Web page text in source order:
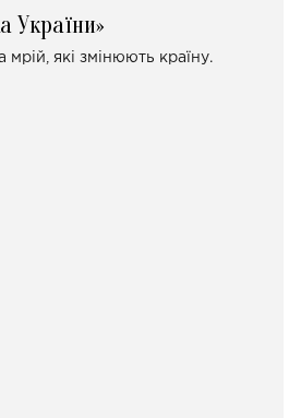
України»
мрій, які змінюють країну.